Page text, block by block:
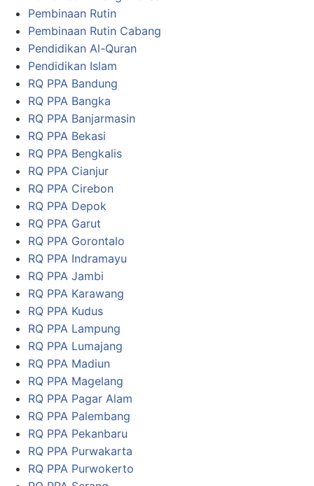
Pembinaan Rutin
Pembinaan Rutin Cabang
Pendidikan Al-Quran
Pendidikan Islam
RQ PPA Bandung
RQ PPA Bangka
RQ PPA Banjarmasin
RQ PPA Bekasi
RQ PPA Bengkalis
RQ PPA Cianjur
RQ PPA Cirebon
RQ PPA Depok
RQ PPA Garut
RQ PPA Gorontalo
RQ PPA Indramayu
RQ PPA Jambi
RQ PPA Karawang
RQ PPA Kudus
RQ PPA Lampung
RQ PPA Lumajang
RQ PPA Madiun
RQ PPA Magelang
RQ PPA Pagar Alam
RQ PPA Palembang
RQ PPA Pekanbaru
RQ PPA Purwakarta
RQ PPA Purwokerto